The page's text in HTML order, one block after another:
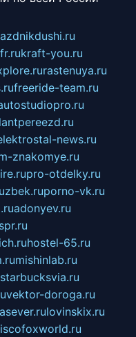
kraft-you.ru
rastenuya.ru
freeride-team.ru
news.ru
znakomye.ru
pro-otdelky.ru
porno-vk.ru
adonyev.ru
hostel-65.ru
mishinlab.ru
starbucksvia.ru
vektor-doroga.ru
lovinskix.ru